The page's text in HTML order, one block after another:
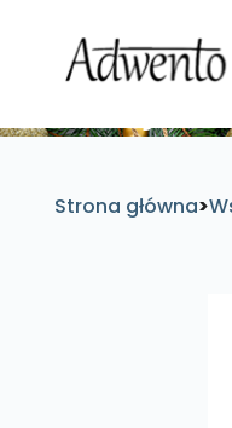
Strona główna>